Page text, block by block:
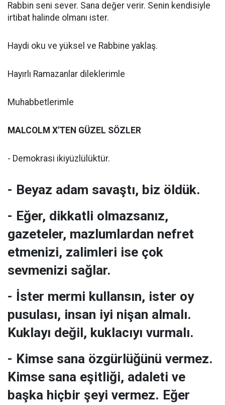
Rabbin seni sever. Sana değer verir. Senin kendisiyle
irtibat halinde olmanı ister.
Haydi oku ve yüksel ve Rabbine yaklaş.
Hayırlı Ramazanlar dileklerimle
Muhabbetlerimle
MALCOLM X'TEN GÜZEL SÖZLER
- Demokrasi ikiyüzlülüktür.
- Beyaz adam savaştı, biz öldük.
- Eğer, dikkatli olmazsanız,
gazeteler, mazlumlardan nefret
etmenizi, zalimleri ise çok
sevmenizi sağlar.
- İster mermi kullansın, ister oy
pusulası, insan iyi nişan almalı.
Kuklayı değil, kuklacıyı vurmalı.
- Kimse sana özgürlüğünü vermez.
Kimse sana eşitliği, adaleti ve
başka hiçbir şeyi vermez. Eğer